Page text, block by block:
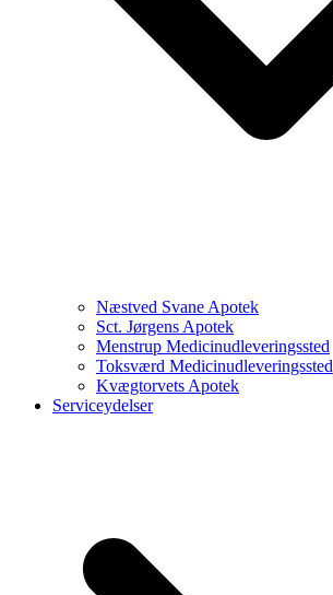
Næstved Svane Apotek
Sct. Jørgens Apotek
Menstrup Medicinudleveringssted
Toksværd Medicinudleveringssted
Kvægtorvets Apotek
Serviceydelser